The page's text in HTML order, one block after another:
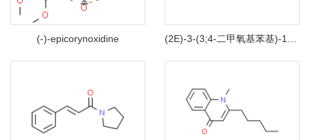
(-)-epicorynoxidine